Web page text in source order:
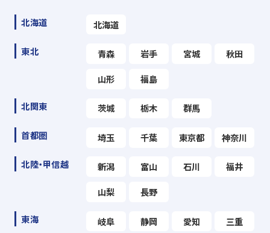
北海道 北海道
東北 青森 岩手 宮城 秋田
山形 福島
北関東 茨城 栃木 群馬
首都圏 埼玉 千葉 東京都 神奈川
北陸・甲信越 新潟 富山 石川 福井
山梨 長野
東海 岐阜 静岡 愛知 三重